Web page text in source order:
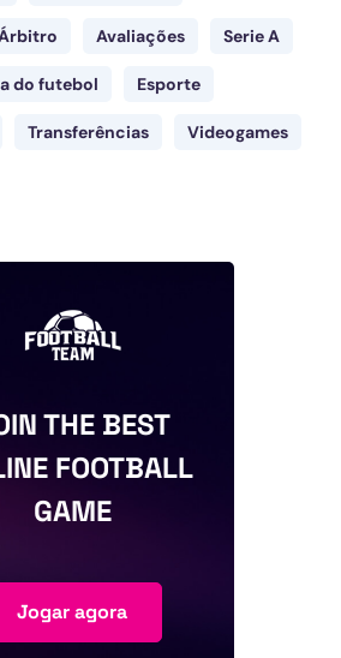
Avaliações Serie A
do futebol Esporte
Transferências Videogames
THE BEST
FOOTBALL
GAME
Jogar agora